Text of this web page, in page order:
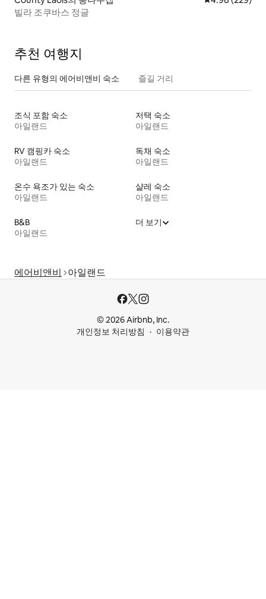
빌라 조쿠바스 정글
추천 여행지
다른 유형의 에어비앤비 숙소 즐길 거리
조식 포함 숙소
아일랜드
저택 숙소
아일랜드
RV 캠핑카 숙소
아일랜드
독채 숙소
아일랜드
온수 욕조가 있는 숙소
아일랜드
샬레 숙소
아일랜드
B&B
아일랜드
더 보기
에어비앤비 아일랜드
© 2026 Airbnb, Inc.
개인정보 처리방침
이용약관